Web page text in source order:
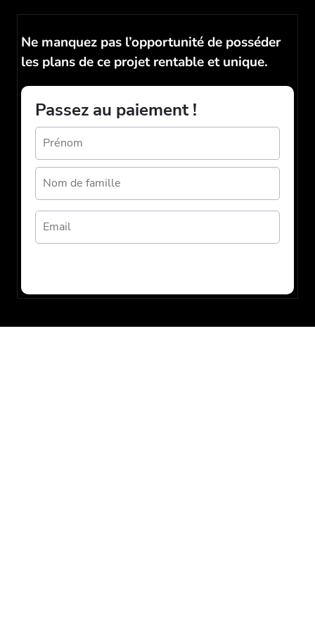
Ne manquez pas l’opportunité de posséder
les plans de ce projet rentable et unique.
Passez au paiement !